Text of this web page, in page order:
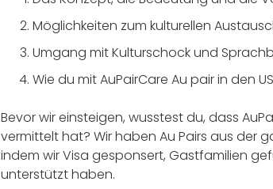
Möglichkeiten zum kulturellen
Umgang mit Kulturschock und
Wie du mit AuPairCare Au pair in den
Bevor wir einsteigen, wusstest du, dass
vermittelt hat? Wir haben Au Pairs aus der
indem wir Visa gesponsert, Gastfamilien
unterstützt haben.